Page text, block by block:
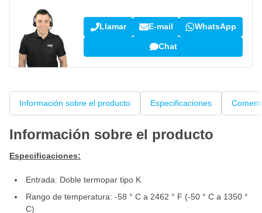
Llamar E-mail WhatsApp
Chat
Información sobre el producto Especificaciones
Información sobre el producto
Especificaciones:
Entrada: Doble termopar tipo K
Rango de temperatura: -58 ° C a 2462 ° F (-50 ° C a 1350 °
C)